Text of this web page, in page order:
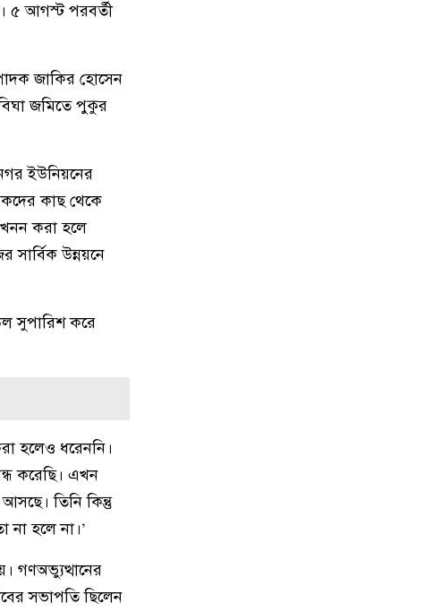
৫ আগস্ট পরবর্তী
জাকির হোসেন
জমিতে পুকুর
ইউনিয়নের
কাছ থেকে
করা হলে
সার্বিক উন্নয়নে
সুপারিশ করে
হলেও ধরেননি।
করেছি। এখন
তিনি কিন্তু
হলে না।’
গণঅভ্যুত্থানের
সভাপতি ছিলেন